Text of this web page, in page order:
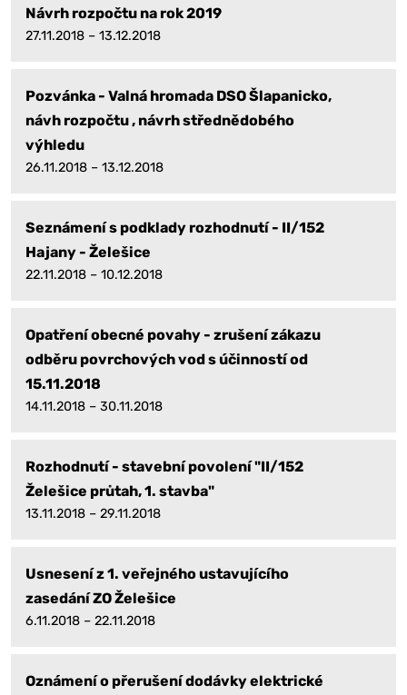
Návrh rozpočtu na rok 2019
27.11.2018 – 13.12.2018
Pozvánka - Valná hromada DSO Šlapanicko,
návh rozpočtu , návrh střednědobého
výhledu
26.11.2018 – 13.12.2018
Seznámení s podklady rozhodnutí - II/152
Hajany - Želešice
22.11.2018 – 10.12.2018
Opatření obecné povahy - zrušení zákazu
odběru povrchových vod s účinností od
15.11.2018
14.11.2018 – 30.11.2018
Rozhodnutí - stavební povolení "II/152
Želešice průtah, 1. stavba"
13.11.2018 – 29.11.2018
Usnesení z 1. veřejného ustavujícího
zasedání ZO Želešice
6.11.2018 – 22.11.2018
Oznámení o přerušení dodávky elektrické